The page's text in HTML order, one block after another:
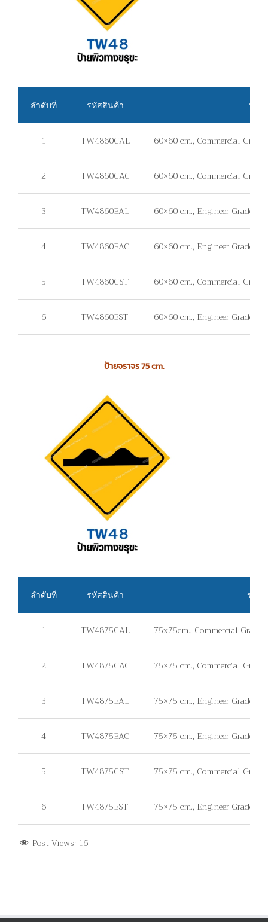
ลำดับที่ รหัสสินค้า ราย
1 TW4860CAL 60×60 cm., Commercial
2 TW4860CAC 60×60 cm., Commercial
3 TW4860EAL 60×60 cm., Engineer Grade,
4 TW4860EAC 60×60 cm., Engineer Grade,
5 TW4860CST 60×60 cm., Commercial
6 TW4860EST 60×60 cm., Engineer Grade, ไ
ป้ายจราจร 75 cm.
ลำดับที่ รหัสสินค้า รายล
1 TW4875CAL 75x75cm., Commercial
2 TW4875CAC 75×75 cm., Commercial
3 TW4875EAL 75×75 cm., Engineer Grade,
4 TW4875EAC 75×75 cm., Engineer Grade,
5 TW4875CST 75×75 cm., Commercial
6 TW4875EST 75×75 cm., Engineer Grade, ไ
Post Views: 16